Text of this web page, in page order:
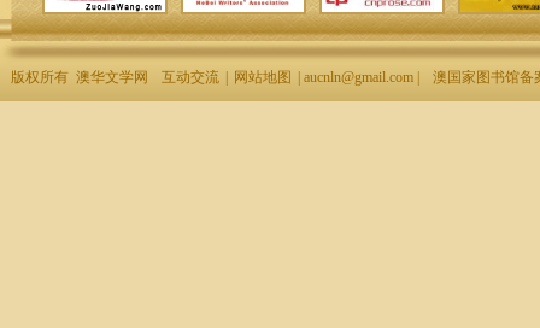
版权所有 澳华文学网 互动交流 网站地图 | aucnln@gmail.com | 澳国家图书馆备